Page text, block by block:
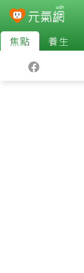
焦點 養生